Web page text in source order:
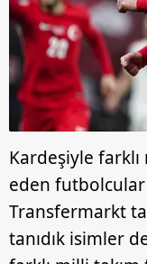
Kardeşiyle
eden futbolcular
Transfermarkt
tanıdık isimler